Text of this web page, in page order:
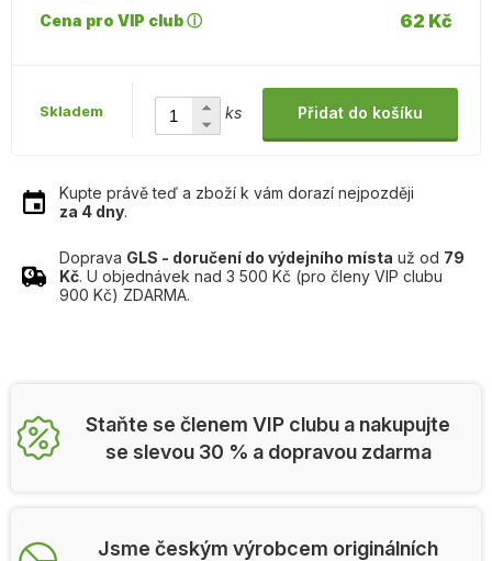
Cena pro VIP club ⓘ 62 Kč
Skladem ks Přidat do košíku
Kupte právě teď a zboží k vám dorazí nejpozději
za 4 dny.
Doprava GLS - doručení do výdejního místa už od 79
Kč. U objednávek nad 3 500 Kč (pro členy VIP clubu
900 Kč) ZDARMA.
Staňte se členem VIP clubu a nakupujte
se slevou 30 % a dopravou zdarma
Jsme českým výrobcem originálních